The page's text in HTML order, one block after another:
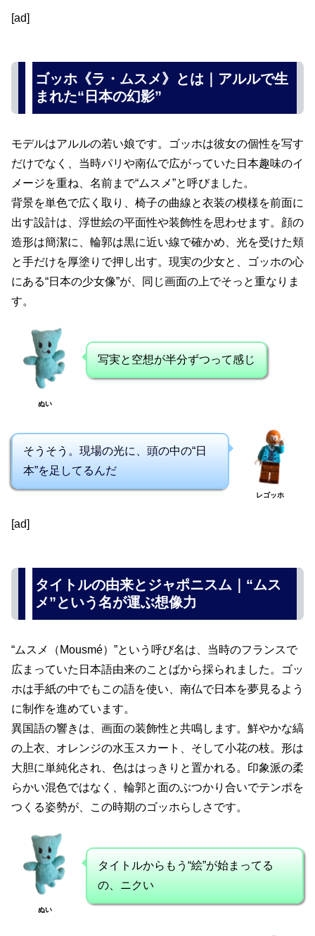
[ad]
ゴッホ《ラ・ムスメ》とは｜アルルで生
まれた“日本の幻影”
モデルはアルルの若い娘です。ゴッホは彼女の個性を写す
だけでなく、当時パリや南仏で広がっていた日本趣味のイ
メージを重ね、名前まで“ムスメ”と呼びました。
背景を単色で広く取り、椅子の曲線と衣装の模様を前面に
出す設計は、浮世絵の平面性や装飾性を思わせます。顔の
造形は簡潔に、輪郭は黒に近い線で確かめ、光を受けた頬
と手だけを厚塗りで押し出す。現実の少女と、ゴッホの心
にある“日本の少女像”が、同じ画面の上でそっと重なりま
す。
ぬい
写実と空想が半分ずつって感じ
そうそう。現場の光に、頭の中の“日
本”を足してるんだ
レゴッホ
[ad]
タイトルの由来とジャポニスム｜“ムス
メ”という名が運ぶ想像力
“ムスメ（Mousmé）”という呼び名は、当時のフランスで
広まっていた日本語由来のことばから採られました。ゴッ
ホは手紙の中でもこの語を使い、南仏で日本を夢見るよう
に制作を進めています。
異国語の響きは、画面の装飾性と共鳴します。鮮やかな縞
の上衣、オレンジの水玉スカート、そして小花の枝。形は
大胆に単純化され、色ははっきりと置かれる。印象派の柔
らかい混色ではなく、輪郭と面のぶつかり合いでテンポを
つくる姿勢が、この時期のゴッホらしさです。
ぬい
タイトルからもう“絵”が始まってる
の、ニクい